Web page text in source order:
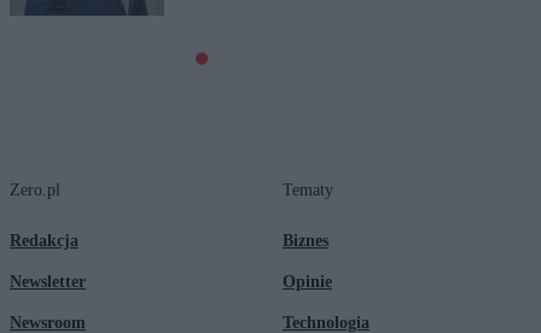
Zero.pl
Redakcja
Newsletter
Newsroom
Tematy
Biznes
Opinie
Technologia